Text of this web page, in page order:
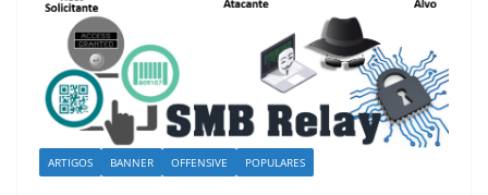
ARTIGOS BANNER OFFENSIVE POPULARES